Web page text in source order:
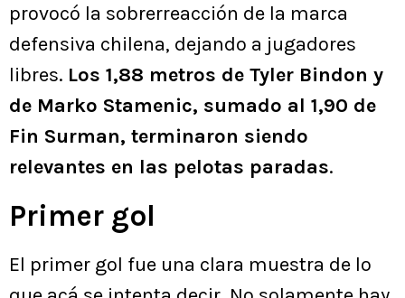
provocó la sobrerreacción de la marca
defensiva chilena, dejando a jugadores
libres. Los 1,88 metros de Tyler Bindon y
de Marko Stamenic, sumado al 1,90 de
Fin Surman, terminaron siendo
relevantes en las pelotas paradas.
Primer gol
El primer gol fue una clara muestra de lo